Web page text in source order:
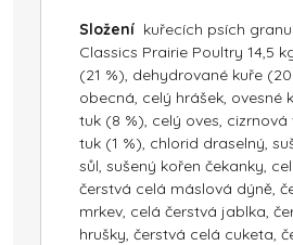
Složení kuřecích psích
Classics Prairie Poultry 14,5
(21 %), dehydrované kuře
obecná, celý hrášek, ovesné
tuk (8 %), celý oves, cizrnová
tuk (1 %), chlorid draselný,
sůl, sušený kořen čekanky,
čerstvá celá máslová dýně,
mrkev, celá čerstvá jablka,
hrušky, čerstvá celá cuketa,